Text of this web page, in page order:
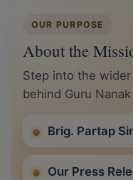
OUR PURPOSE
About the
Step into the
behind Guru
Brig. Partap
Our Press